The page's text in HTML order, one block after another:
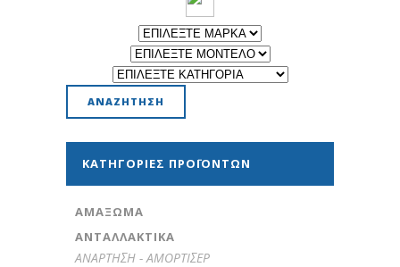
ΚΑΤΗΓΟΡΊΕΣ ΠΡΟΪΌΝΤΩΝ
ΑΜΆΞΩΜΑ
ΑΝΤΑΛΛΑΚΤΙΚΑ
ANAPTHΣH - AMOPTIΣEP